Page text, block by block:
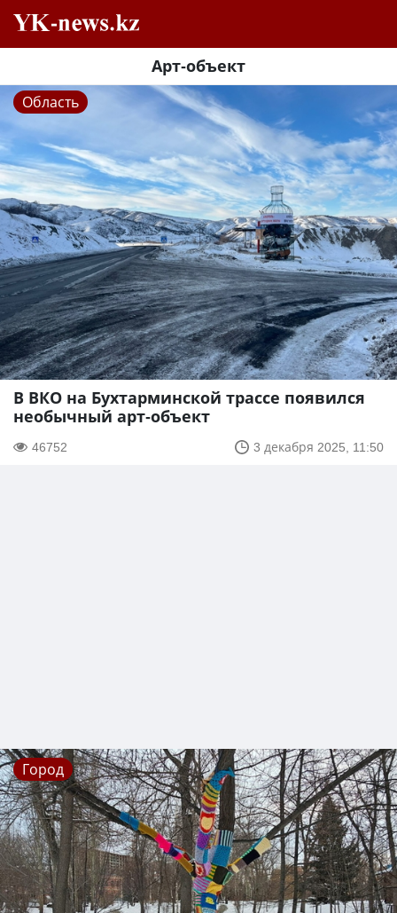
Арт-объект
Область
В ВКО на Бухтарминской трассе появился
необычный арт-объект
46752 3 декабря 2025, 11:50
Город